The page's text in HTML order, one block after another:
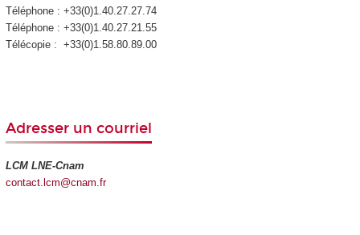
Téléphone : +33(0)1.40.27.27.74
Téléphone : +33(0)1.40.27.21.55
Télécopie : +33(0)1.58.80.89.00
Adresser un courriel
LCM LNE-Cnam
contact.lcm@cnam.fr